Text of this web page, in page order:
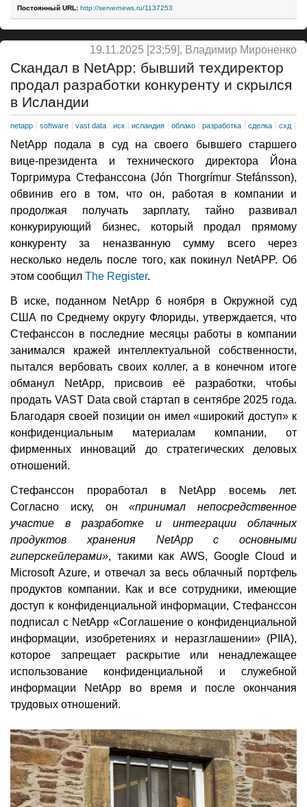
Постоянный URL: http://servernews.ru/1137253
19.11.2025 [23:59], Владимир Мироненко
Скандал в NetApp: бывший техдиректор
продал разработки конкуренту и скрылся
в Исландии
netapp software vast data иск исландия облако разработка сделка схд
NetApp подала в суд на своего бывшего старшего
вице-президента и технического директора Йона
Торгримура Стефанссона (Jón Thorgrímur Stefánsson),
обвинив его в том, что он, работая в компании и
продолжая получать зарплату, тайно развивал
конкурирующий бизнес, который продал прямому
конкуренту за неназванную сумму всего через
несколько недель после того, как покинул NetAPP. Об
этом сообщил The Register.
В иске, поданном NetApp 6 ноября в Окружной суд
США по Среднему округу Флориды, утверждается, что
Стефанссон в последние месяцы работы в компании
занимался кражей интеллектуальной собственности,
пытался вербовать своих коллег, а в конечном итоге
обманул NetApp, присвоив её разработки, чтобы
продать VAST Data свой стартап в сентябре 2025 года.
Благодаря своей позиции он имел «широкий доступ» к
конфиденциальным материалам компании, от
фирменных инноваций до стратегических деловых
отношений.
Стефанссон проработал в NetApp восемь лет.
Согласно иску, он«принимал непосредственное
участие в разработке и интеграции облачных
продуктов хранения NetApp с основными
гиперскейлерами», такими как AWS, Google Cloud и
Microsoft Azure, и отвечал за весь облачный портфель
продуктов компании. Как и все сотрудники, имеющие
доступ к конфиденциальной информации, Стефанссон
подписал с NetApp «Соглашение о конфиденциальной
информации, изобретениях и неразглашении» (PIIA),
которое запрещает раскрытие или ненадлежащее
использование конфиденциальной и служебной
информации NetApp во время и после окончания
трудовых отношений.